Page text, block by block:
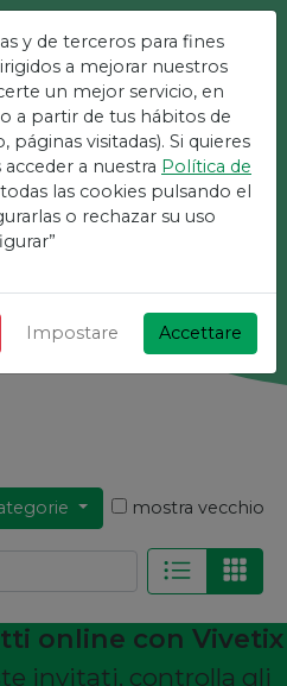
Più
Per Eventi
e gratuito!
mostra vecchio
online con Vivetix
invitati, controlla gli
y de terceros para fines
a mejorar nuestros
un mejor servicio, en
a partir de tus hábitos de
visitadas). Si quieres
a nuestra Política de
las cookies pulsando el
o rechazar su uso
Impostare Accettare